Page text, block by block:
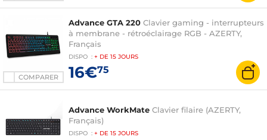
COMPARER
Advance GTA 220 Clavier gaming - interrupteurs
à membrane - rétroéclairage RGB - AZERTY,
Français
DISPO : + DE 15 JOURS
16€75
Advance WorkMate Clavier filaire (AZERTY,
Français)
DISPO : + DE 15 JOURS